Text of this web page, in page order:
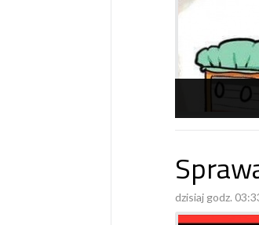
dzisiaj godz.